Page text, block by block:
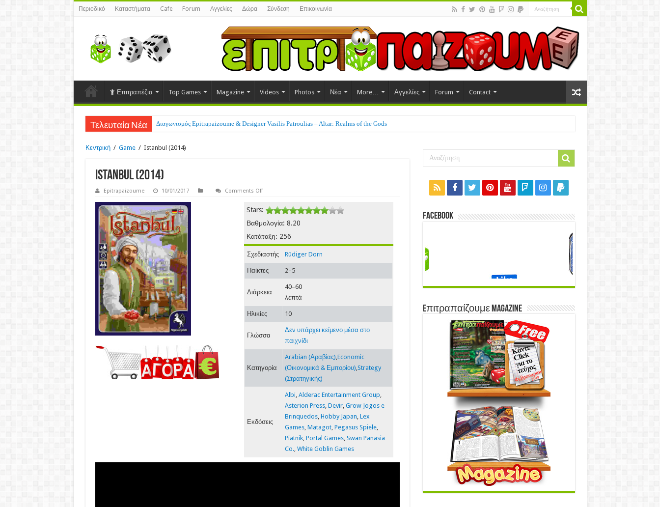
Περιοδικό Καταστήματα Cafe Forum Αγγελίες Δώρα Σύνδεση Επικοινωνία
Επιτραπέζια Top Games Magazine Videos Photos Νέα More… Αγγελίες Forum Contact
Τελευταία Νέα Διαγωνισμός Epitrapaizoume & Designer Vasilis Patroulias – Altar: Realms of the Gods
Κεντρική / Game / Istanbul (2014)
Istanbul (2014)
Epitrapaizoume 10/01/2017 Comments Offon
Stars:
Βαθμολογία: 8.20
Κατάταξη: 256
Σχεδιαστής Rüdiger Dorn
Παίκτες 2–5
Διάρκεια
40–60
λεπτά
Ηλικίες 10
Γλώσσα
Δεν υπάρχει κείμενο μέσα στο
παιχνίδι
Κατηγορία
Arabian (Αραβίας),Economic
(Οικονομικά & Εμπορίου),Strategy
(Στρατηγικής)
Εκδόσεις
Albi,Alderac Entertainment Group,
Asterion Press,Devir,Grow Jogos e
Brinquedos,Hobby Japan,Lex
Games,Matagot,Pegasus Spiele,
Piatnik,Portal Games,Swan Panasia
Co.,White Goblin Games
Facebook
Eπιτραπαίζουμε Magazine